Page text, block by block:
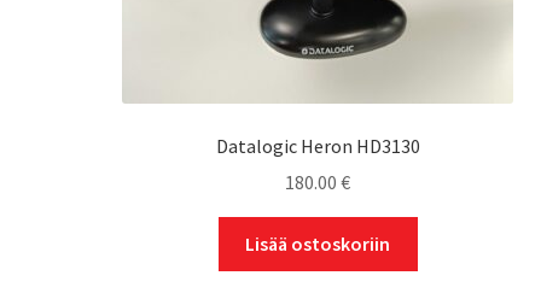
Datalogic Heron HD3130
180.00€
Lisää ostoskoriin